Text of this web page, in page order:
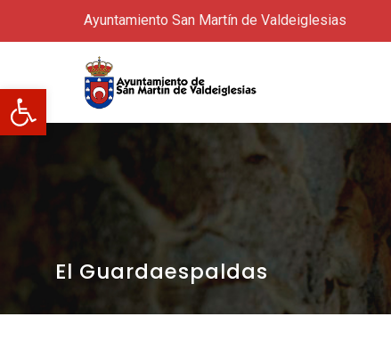
Abrir barra de herramientas
Ayuntamiento San Martín de Valdeiglesias
El Guardaespaldas